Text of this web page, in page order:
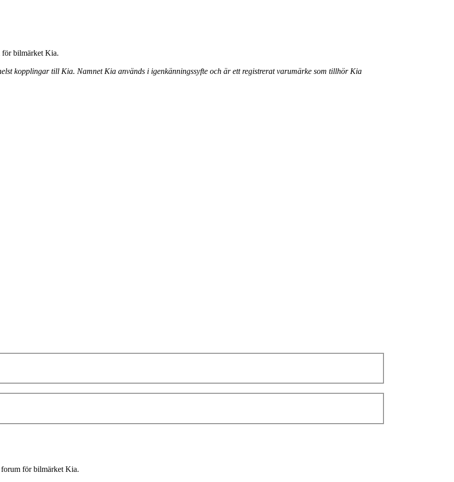
för bilmärket Kia.
kopplingar till Kia. Namnet Kia används i igenkänningssyfte och är ett registrerat varumärke som tillhör Kia
forum för bilmärket Kia.